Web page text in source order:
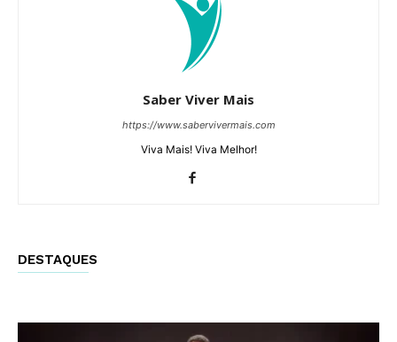
Saber Viver Mais
https://www.sabervivermais.com
Viva Mais! Viva Melhor!
DESTAQUES